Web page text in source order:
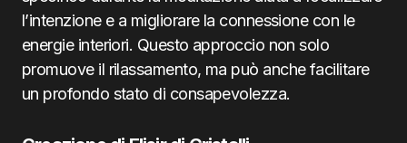
l’intenzione e a migliorare la connessione con le
energie interiori. Questo approccio non solo
promuove il rilassamento, ma può anche facilitare
un profondo stato di consapevolezza.